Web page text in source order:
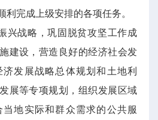
利完成上级安排的各项任务。
兴战略，巩固脱贫攻坚工作成
建设，营造良好的经济社会发
发展战略总体规划和土地利
展等专项规划，组织发展区域
地实际和群众需求的公共服